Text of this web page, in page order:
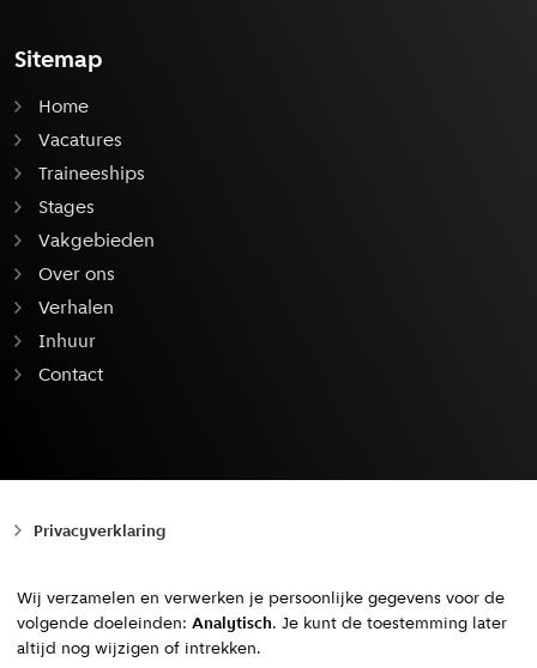
Sitemap
Home
Vacatures
Traineeships
Stages
Vakgebieden
Over ons
Verhalen
Inhuur
Contact
Privacyverklaring
Toegankelijkheid
Wij verzamelen en verwerken je persoonlijke gegevens voor de
volgende doeleinden: Analytisch. Je kunt de toestemming later
altijd nog wijzigen of intrekken.